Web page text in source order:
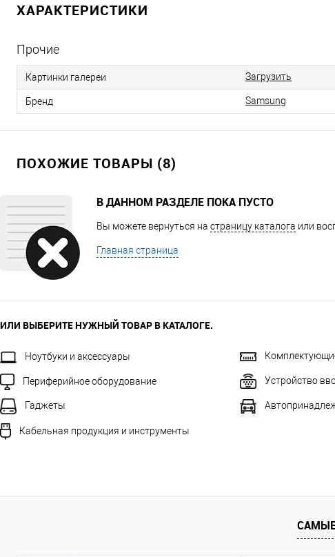
ХАРАКТЕРИСТИКИ
Прочие
Картинки галереи Загрузить
Бренд Samsung
ПОХОЖИЕ ТОВАРЫ (8)
В ДАННОМ РАЗДЕЛЕ ПОКА ПУСТО
Вы можете вернуться на страницу каталога или
Главная страница
ИЛИ ВЫБЕРИТЕ НУЖНЫЙ ТОВАР В КАТАЛОГЕ.
Ноутбуки и аксессуары
Периферийное оборудование Устройство
Гаджеты
Кабельная продукция и инструменты